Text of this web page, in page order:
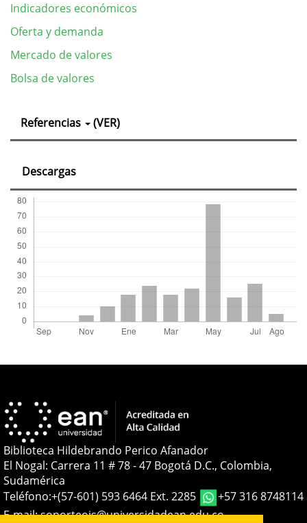
Indicadores económicos
Oferta y demanda
Mercado de valores
Bolsa de valores
Detalles
del
artículo
Referencias (VER)
Descargas
Biblioteca Hildebrando Perico Afanador
El Nogal: Carrera 11 # 78 - 47 Bogotá D.C., Colombia,
Sudamérica
Teléfono:+(57-601) 593 6464 Ext. 2285
+57 316 8748114
E-mail:soporteojs@universidadean.edu.co-